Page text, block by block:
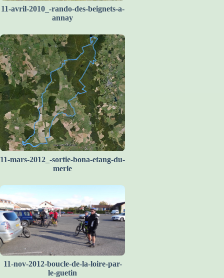
11-avril-2010_-rando-des-beignets-a-
annay
11-mars-2012_-sortie-bona-etang-du-
merle
11-nov-2012-boucle-de-la-loire-par-
le-guetin